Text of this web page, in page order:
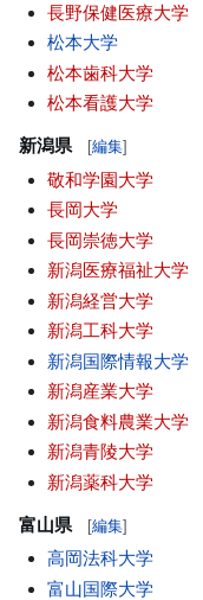
長野保健医療大学
松本大学
松本歯科大学
松本看護大学
新潟県 [編集]
敬和学園大学
長岡大学
長岡崇徳大学
新潟医療福祉大学
新潟経営大学
新潟工科大学
新潟国際情報大学
新潟産業大学
新潟食料農業大学
新潟青陵大学
新潟薬科大学
富山県 [編集]
高岡法科大学
富山国際大学